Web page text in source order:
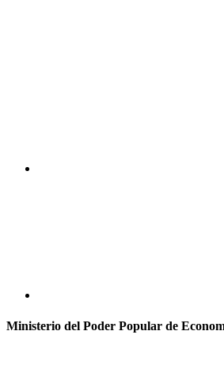
Ministerio del Poder Popular de